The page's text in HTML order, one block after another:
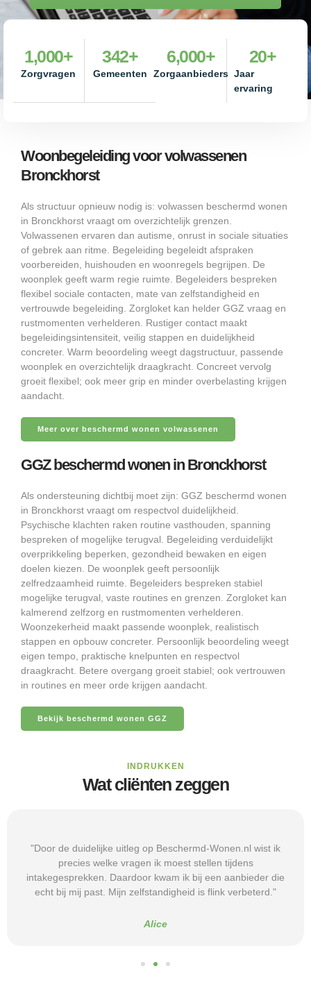
Zorgvragen
1,000+
Gemeenten
342+
Zorgaanbieders
6,000+
Jaar
ervaring
20+
Woonbegeleiding voor volwassenen
Bronckhorst
Als structuur opnieuw nodig is: volwassen beschermd wonen
in Bronckhorst vraagt om overzichtelijk grenzen.
Volwassenen ervaren dan autisme, onrust in sociale situaties
of gebrek aan ritme. Begeleiding begeleidt afspraken
voorbereiden, huishouden en woonregels begrijpen. De
woonplek geeft warm regie ruimte. Begeleiders bespreken
flexibel sociale contacten, mate van zelfstandigheid en
vertrouwde begeleiding. Zorgloket kan helder GGZ vraag en
rustmomenten verhelderen. Rustiger contact maakt
begeleidingsintensiteit, veilig stappen en duidelijkheid
concreter. Warm beoordeling weegt dagstructuur, passende
woonplek en overzichtelijk draagkracht. Concreet vervolg
groeit flexibel; ook meer grip en minder overbelasting krijgen
aandacht.
Meer over beschermd wonen volwassenen
GGZ beschermd wonen in Bronckhorst
Als ondersteuning dichtbij moet zijn: GGZ beschermd wonen
in Bronckhorst vraagt om respectvol duidelijkheid.
Psychische klachten raken routine vasthouden, spanning
bespreken of mogelijke terugval. Begeleiding verduidelijkt
overprikkeling beperken, gezondheid bewaken en eigen
doelen kiezen. De woonplek geeft persoonlijk
zelfredzaamheid ruimte. Begeleiders bespreken stabiel
mogelijke terugval, vaste routines en grenzen. Zorgloket kan
kalmerend zelfzorg en rustmomenten verhelderen.
Woonzekerheid maakt passende woonplek, realistisch
stappen en opbouw concreter. Persoonlijk beoordeling weegt
eigen tempo, praktische knelpunten en respectvol
draagkracht. Betere overgang groeit stabiel; ook vertrouwen
in routines en meer orde krijgen aandacht.
Bekijk beschermd wonen GGZ
INDRUKKEN
Wat cliënten zeggen
"Door de duidelijke uitleg op Beschermd-Wonen.nl wist ik
precies welke vragen ik moest stellen tijdens
intakegesprekken. Daardoor kwam ik bij een aanbieder die
echt bij mij past. Mijn zelfstandigheid is flink verbeterd."
Alice